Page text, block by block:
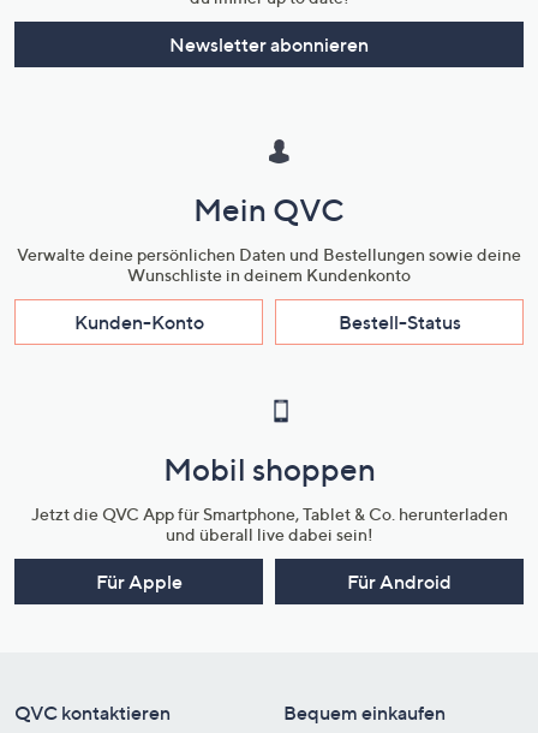
Newsletter abonnieren
Mein QVC
Verwalte deine persönlichen Daten und Bestellungen sowie deine
Wunschliste in deinem Kundenkonto
Kunden-Konto Bestell-Status
Mobil shoppen
Jetzt die QVC App für Smartphone, Tablet & Co. herunterladen
und überall live dabei sein!
Für Apple Für Android
QVC kontaktieren Bequem einkaufen